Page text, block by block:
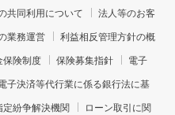
共同利用について 法人等のお客
業務運営 利益相反管理方針の概
保険制度 保険募集指針 電子
子決済等代行業に係る銀行法に基
定紛争解決機関 ローン取引に関